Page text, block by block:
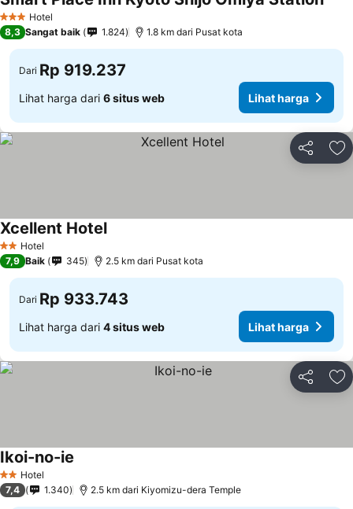
3 BintangHotel
8,3 Sangat baik 1.824 1.8 km dari Pusat kota
Dari Rp 919.237
Lihat harga dari 6 situs web Lihat harga
Bagikan
2 Bintang
Hotel
Xcellent Hotel
7,9 Baik 345 2.5 km dari Pusat kota
Dari Rp 933.743
Lihat harga dari 4 situs web Lihat harga
Bagikan
2 Bintang
Hotel
Ikoi-no-ie
7,4 1.340 2.5 km dari Kiyomizu-dera Temple